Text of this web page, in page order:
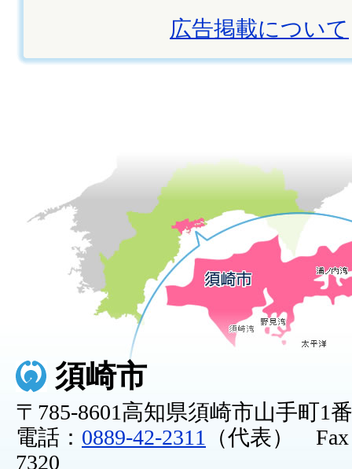
広告掲載について
須崎市
〒785-8601高知県須崎市山手町1
電話： 0889-42-2311
（代表） Fax
7320